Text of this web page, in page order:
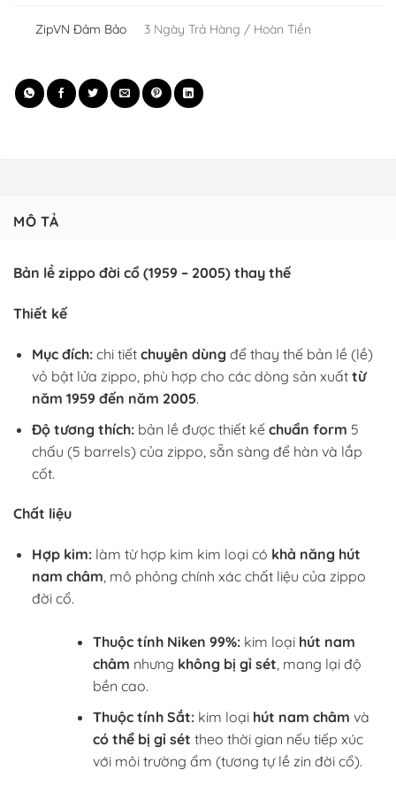
ZipVN Đảm Bảo 3 Ngày Trả Hàng / Hoàn Tiền
MÔ TẢ
Bản lề zippo đời cổ (1959 – 2005) thay thế
Thiết kế
Mục đích:chi tiết chuyên dùng để thay thế bản lề (lề)
vỏ bật lửa zippo, phù hợp cho các dòng sản xuất từ
năm 1959 đến năm 2005.
Độ tương thích:bản lề được thiết kế chuẩn form 5
chấu (5 barrels) của zippo, sẵn sàng để hàn và lắp
cốt.
Chất liệu
Hợp kim:làm từ hợp kim kim loại có khả năng hút
nam châm, mô phỏng chính xác chất liệu của zippo
đời cổ.
Thuộc tính Niken 99%:kim loại hút nam
châm nhưng không bị gỉ sét, mang lại độ
bền cao.
Thuộc tính Sắt:kim loại hút nam châm và
có thể bị gỉ sét theo thời gian nếu tiếp xúc
với môi trường ẩm (tương tự lề zin đời cổ).